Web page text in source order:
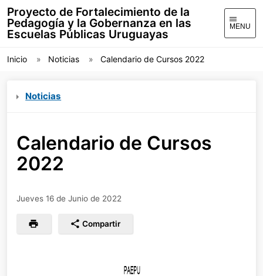
Proyecto de Fortalecimiento de la
Pedagogía y la Gobernanza en las
Escuelas Públicas Uruguayas
MENU
Inicio Noticias Calendario de Cursos 2022
Noticias
Calendario de Cursos
2022
Jueves 16 de Junio de 2022
Compartir